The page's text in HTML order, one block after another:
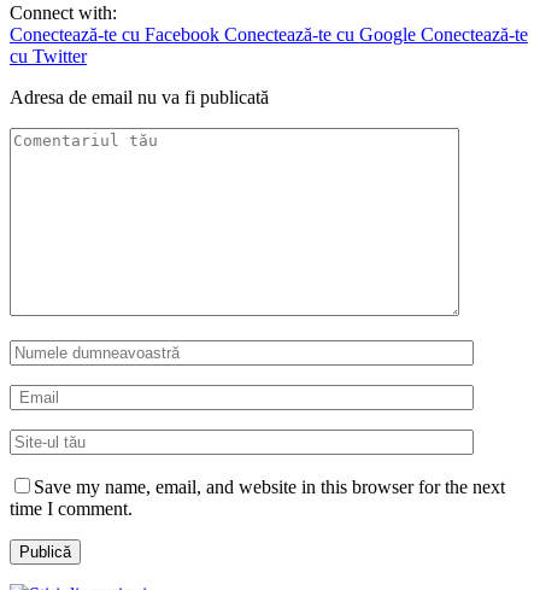
Connect with:
Conectează-te cu Facebook Conectează-te cu Google Conectează-te
cu Twitter
Adresa de email nu va fi publicată
Save my name, email, and website in this browser for the next
time I comment.